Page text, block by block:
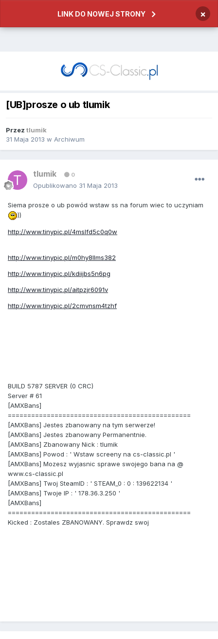
LINK DO NOWEJ STRONY ×
[UB]prosze o ub tlumik
Przez tlumik
31 Maja 2013 w Archiwum
tlumik 0
Opublikowano 31 Maja 2013
Siema prosze o ub powód wstaw ss na forum wiec to uczyniam
))
http://www.tinypic.pl/4mslfd5c0q0w
http://www.tinypic.pl/m0hy8llms382
http://www.tinypic.pl/kdiijbs5n6pg
http://www.tinypic.pl/aitpzjr6091v
http://www.tinypic.pl/2cmvnsm4tzhf
BUILD 5787 SERVER (0 CRC)
Server # 61
[AMXBans]
===============================================
[AMXBans] Jestes zbanowany na tym serwerze!
[AMXBans] Jestes zbanowany Permanentnie.
[AMXBans] Zbanowany Nick : tlumik
[AMXBans] Powod : ' Wstaw screeny na cs-classic.pl '
[AMXBans] Mozesz wyjasnic sprawe swojego bana na @
www.cs-classic.pl
[AMXBans] Twoj SteamID : ' STEAM_0 : 0 : 139622134 '
[AMXBans] Twoje IP : ' 178.36.3.250 '
[AMXBans]
===============================================
Kicked : Zostales ZBANOWANY. Sprawdz swoj